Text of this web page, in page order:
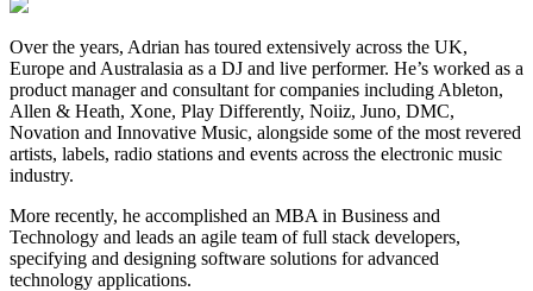
Over the years, Adrian has toured extensively across the UK,
Europe and Australasia as a DJ and live performer. He’s worked as a
product manager and consultant for companies including Ableton,
Allen & Heath, Xone, Play Differently, Noiiz, Juno, DMC,
Novation and Innovative Music, alongside some of the most revered
artists, labels, radio stations and events across the electronic music
industry.
More recently, he accomplished an MBA in Business and
Technology and leads an agile team of full stack developers,
specifying and designing software solutions for advanced
technology applications.